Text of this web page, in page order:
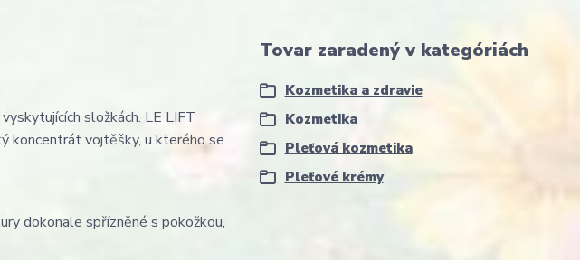
složkách. LE LIFT
koncentrát vojtěšky, u kterého se
dokonale spřízněné s pokožkou,
Tovar zaradený v kategóriách
Kozmetika a zdravie
Kozmetika
Pleťová kozmetika
Pleťové krémy